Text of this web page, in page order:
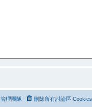
刪除所有討論區 Cookies
管理團隊